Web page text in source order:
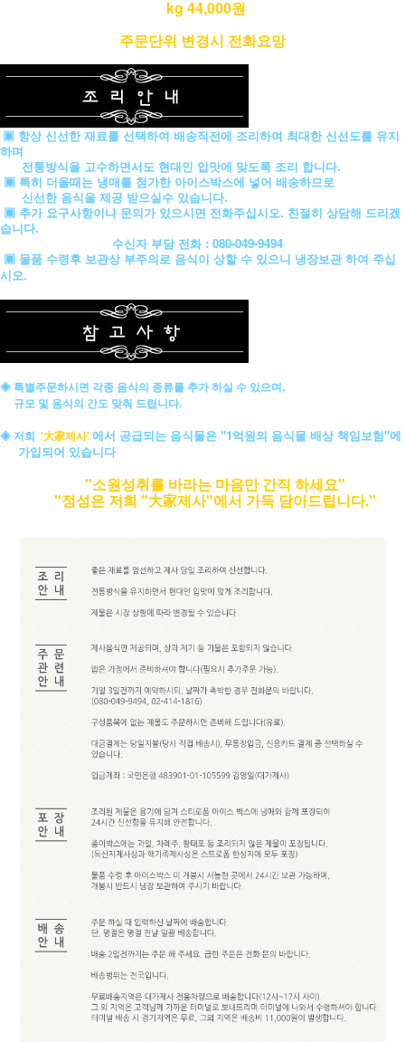
kg 44,000원
주문단위 변경시 전화요망
▣ 항상 신선한 재료를 선택하여 배송직전에 조리하여 최대한 신선도를 유지
하며
전통방식을 고수하면서도 현대인 입맛에 맞도록 조리 합니다.
▣ 특히 더울때는 냉매를 첨가한 아이스박스에 넣어 배송하므로
신선한 음식을 제공 받으실수 있습니다.
▣ 추가 요구사항이나 문의가 있으시면 전화주십시오. 친절히 상담해 드리겠
습니다.
수신자 부담 전화 : 080-049-9494
▣ 물품 수령후 보관상 부주의로 음식이 상할 수 있으니 냉장보관 하여 주십
시오.
◈ 특별주문하시면 각종 음식의 종류를 추가 하실 수 있으며,
규모 및 음식의 간도 맞춰 드립니다.
◈ 저희 '大家제사'에서 공급되는 음식물은 "1억원의 음식물 배상 책임보험"에
가입되어 있습니다
"소원성취를 바라는 마음만 간직 하세요"
"정성은 저희 "大家제사"에서 가득 담아드립니다."